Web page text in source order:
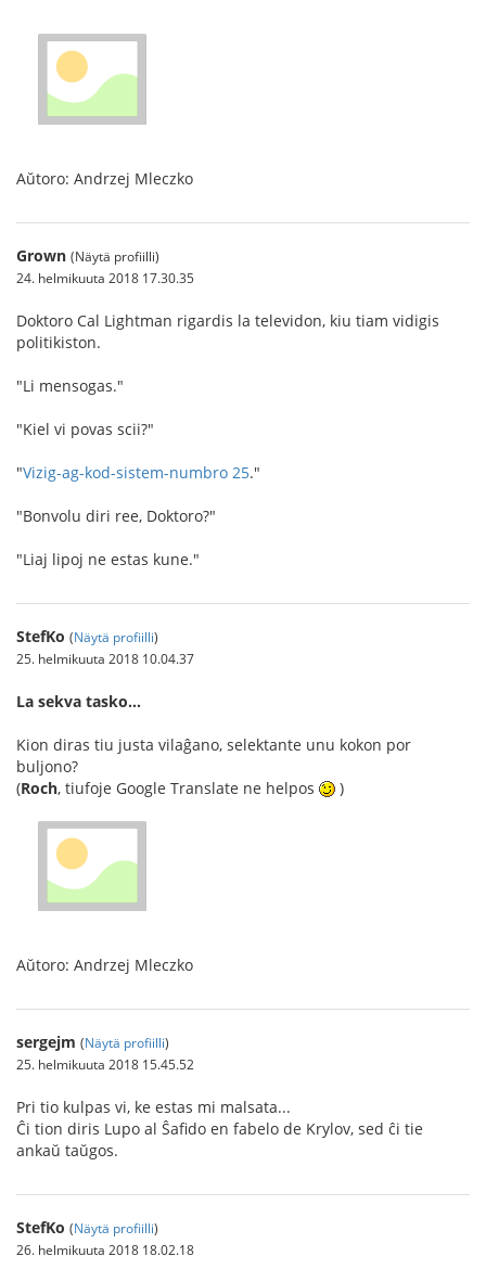
Aŭtoro: Andrzej Mleczko
Grown (Näytä profiilli)
24. helmikuuta 2018 17.30.35
Doktoro Cal Lightman rigardis la televidon, kiu tiam vidigis
politikiston.
"Li mensogas."
"Kiel vi povas scii?"
"Vizig-ag-kod-sistem-numbro 25."
"Bonvolu diri ree, Doktoro?"
"Liaj lipoj ne estas kune."
StefKo (Näytä profiilli)
25. helmikuuta 2018 10.04.37
La sekva tasko…
Kion diras tiu justa vilaĝano, selektante unu kokon por
buljono?
(Roch, tiufoje Google Translate ne helpos )
Aŭtoro: Andrzej Mleczko
sergejm (Näytä profiilli)
25. helmikuuta 2018 15.45.52
Pri tio kulpas vi, ke estas mi malsata...
Ĉi tion diris Lupo al Ŝafido en fabelo de Krylov, sed ĉi tie
ankaŭ taŭgos.
StefKo (Näytä profiilli)
26. helmikuuta 2018 18.02.18